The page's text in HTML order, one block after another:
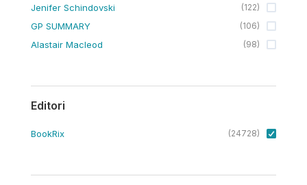
Jenifer Schindovski (122)
GP SUMMARY (106)
Alastair Macleod (98)
Editori
BookRix (24728)